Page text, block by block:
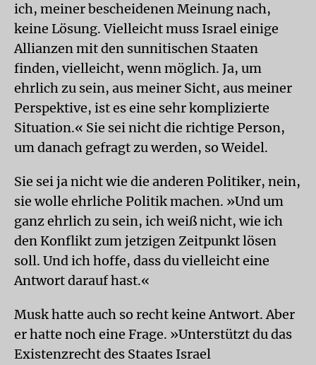
ich, meiner bescheidenen Meinung nach,
keine Lösung. Vielleicht muss Israel einige
Allianzen mit den sunnitischen Staaten
finden, vielleicht, wenn möglich. Ja, um
ehrlich zu sein, aus meiner Sicht, aus meiner
Perspektive, ist es eine sehr komplizierte
Situation.« Sie sei nicht die richtige Person,
um danach gefragt zu werden, so Weidel.
Sie sei ja nicht wie die anderen Politiker, nein,
sie wolle ehrliche Politik machen. »Und um
ganz ehrlich zu sein, ich weiß nicht, wie ich
den Konflikt zum jetzigen Zeitpunkt lösen
soll. Und ich hoffe, dass du vielleicht eine
Antwort darauf hast.«
Musk hatte auch so recht keine Antwort. Aber
er hatte noch eine Frage. »Unterstützt du das
Existenzrecht des Staates Israel